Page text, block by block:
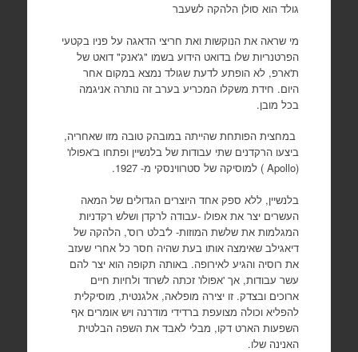
גולד הוא סולן הלהקה לשעבר
מי שראה את הנוקשות ואת חריצי הדאגה על פניו בקטעי
הפרטנריות שלו בדואט הידוע בשמו "ג'אנק" דואט של
ת'ארפ, לא הופתע לדעת שגולד נמצא במקום אחר
היום. חידת משקלו המכריע בערב זה נותרה אניגמה
בכל מובן.
במחצית הפותחת שהייתה במובהק טובה מזו שאחריה,
ביצעו הרקדנים שתי עבודות של בלנשיין ופתחו ב'אפולו'
(
Apollo) למוסיקה של סטרווינסקי מ- 1927.
בלנשיין, ללא ספק אחד היוצרים הגדולים של המאה
העשרים יצר את אפולו -עבודה לרקדן ושלש רקדניות
המגלמות את שלשת המוזות- ל'בלט רוס', הלהקה של
דיאגילב שאימצה אותו בעת שהיה חסר כל אחרי שעזב
את רוסיה והגיע לאירופה. באותה תקופה הוא יצר להם
עשר עבודות, אך 'אפולו' זכתה לשרוד ולחיות חיים
ארוכים ובצדק. זו יצירה מופלאה, אלגנטית, מוסיקלית
להפליא וכולה מצועפת ברדידי מודרנה ויש אומרים אף
השפעות הארט דקו, מבלי לאבד את השפה הבלטית
האנינה שלו.